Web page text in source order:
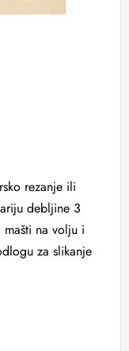
rezanje ili
debljine 3
na volju i
za slikanje